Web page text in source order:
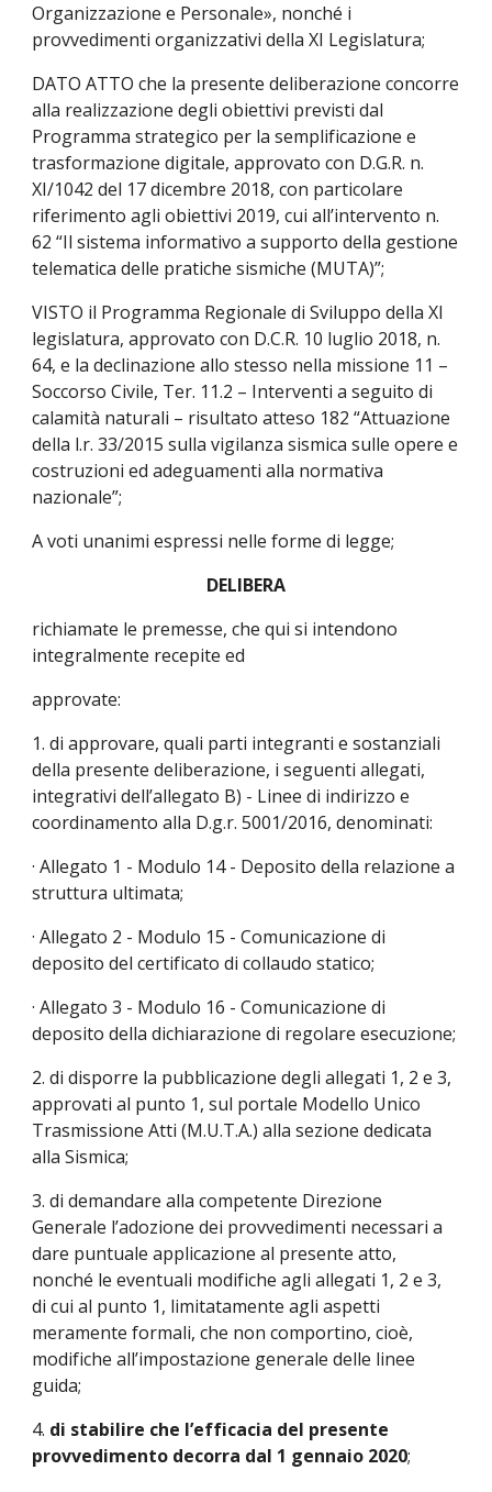
Organizzazione e Personale», nonché i
provvedimenti organizzativi della XI Legislatura;
DATO ATTO che la presente deliberazione concorre
alla realizzazione degli obiettivi previsti dal
Programma strategico per la semplificazione e
trasformazione digitale, approvato con D.G.R. n.
XI/1042 del 17 dicembre 2018, con particolare
riferimento agli obiettivi 2019, cui all’intervento n.
62 “Il sistema informativo a supporto della gestione
telematica delle pratiche sismiche (MUTA)”;
VISTO il Programma Regionale di Sviluppo della XI
legislatura, approvato con D.C.R. 10 luglio 2018, n.
64, e la declinazione allo stesso nella missione 11 –
Soccorso Civile, Ter. 11.2 – Interventi a seguito di
calamità naturali – risultato atteso 182 “Attuazione
della l.r. 33/2015 sulla vigilanza sismica sulle opere e
costruzioni ed adeguamenti alla normativa
nazionale”;
A voti unanimi espressi nelle forme di legge;
DELIBERA
richiamate le premesse, che qui si intendono
integralmente recepite ed
approvate:
1. di approvare, quali parti integranti e sostanziali
della presente deliberazione, i seguenti allegati,
integrativi dell’allegato B) - Linee di indirizzo e
coordinamento alla D.g.r. 5001/2016, denominati:
· Allegato 1 - Modulo 14 - Deposito della relazione a
struttura ultimata;
· Allegato 2 - Modulo 15 - Comunicazione di
deposito del certificato di collaudo statico;
· Allegato 3 - Modulo 16 - Comunicazione di
deposito della dichiarazione di regolare esecuzione;
2. di disporre la pubblicazione degli allegati 1, 2 e 3,
approvati al punto 1, sul portale Modello Unico
Trasmissione Atti (M.U.T.A.) alla sezione dedicata
alla Sismica;
3. di demandare alla competente Direzione
Generale l’adozione dei provvedimenti necessari a
dare puntuale applicazione al presente atto,
nonché le eventuali modifiche agli allegati 1, 2 e 3,
di cui al punto 1, limitatamente agli aspetti
meramente formali, che non comportino, cioè,
modifiche all’impostazione generale delle linee
guida;
4. di stabilire che l’efficacia del presente
provvedimento decorra dal 1 gennaio 2020;